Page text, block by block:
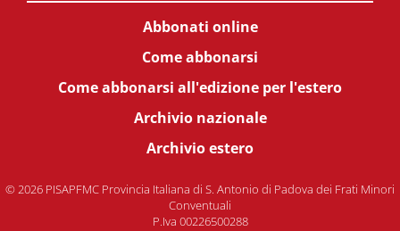
Abbonati online
Come abbonarsi
Come abbonarsi all'edizione per l'estero
Archivio nazionale
Archivio estero
© 2026 PISAPFMC Provincia Italiana di S. Antonio di Padova dei Frati Minori
Conventuali
P.Iva 00226500288